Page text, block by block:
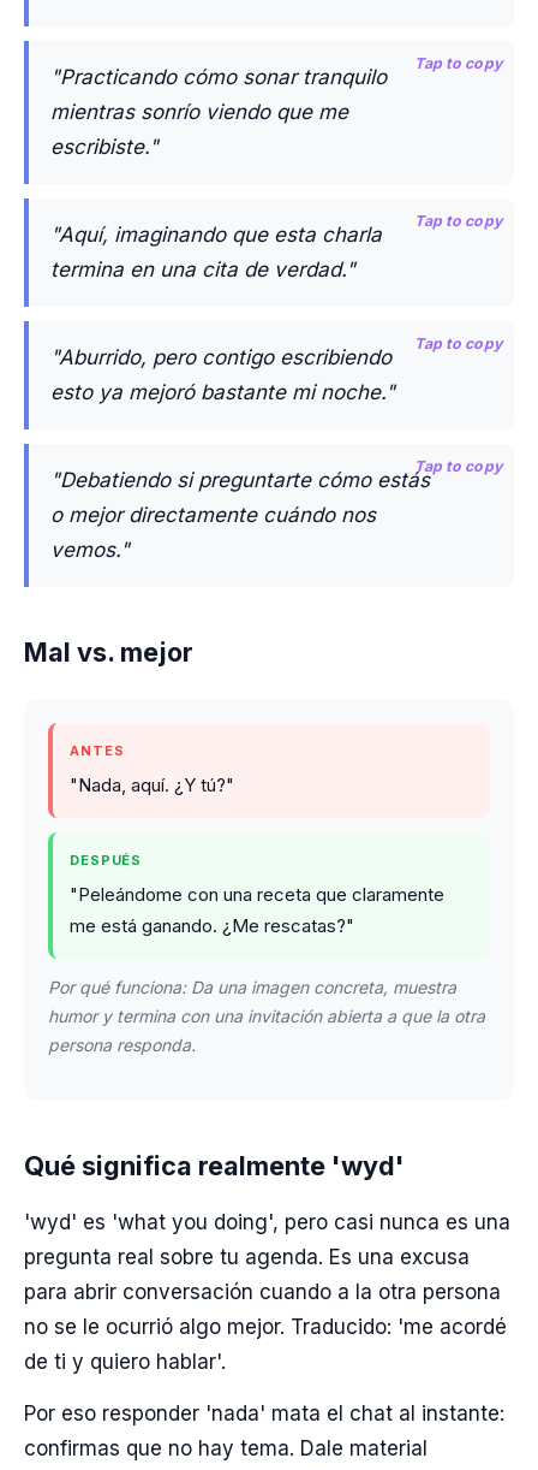
"Practicando cómo sonar tranquilo
mientras sonrío viendo que me
escribiste."
Tap to copy
"Aquí, imaginando que esta charla
termina en una cita de verdad."
Tap to copy
"Aburrido, pero contigo escribiendo
esto ya mejoró bastante mi noche."
Tap to copy
"Debatiendo si preguntarte cómo estás
o mejor directamente cuándo nos
vemos."
Tap to copy
Mal vs. mejor
ANTES
"Nada, aquí. ¿Y tú?"
DESPUÉS
"Peleándome con una receta que claramente
me está ganando. ¿Me rescatas?"
Por qué funciona: Da una imagen concreta, muestra
humor y termina con una invitación abierta a que la otra
persona responda.
Qué significa realmente 'wyd'
'wyd' es 'what you doing', pero casi nunca es una
pregunta real sobre tu agenda. Es una excusa
para abrir conversación cuando a la otra persona
no se le ocurrió algo mejor. Traducido: 'me acordé
de ti y quiero hablar'.
Por eso responder 'nada' mata el chat al instante:
confirmas que no hay tema. Dale material